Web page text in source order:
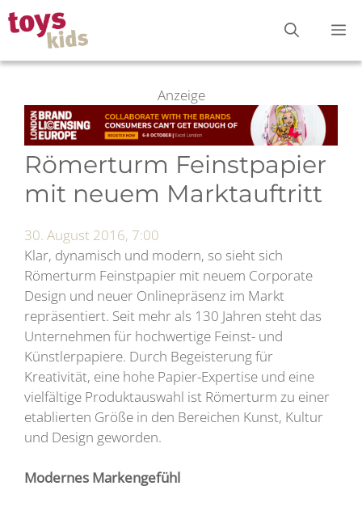
Zum
Inhalt
springen
Anzeige
Römerturm Feinstpapier
mit neuem Marktauftritt
30. August 2016, 7:00
Klar, dynamisch und modern, so sieht sich
Römerturm Feinstpapier mit neuem Corporate
Design und neuer Onlinepräsenz im Markt
repräsentiert. Seit mehr als 130 Jahren steht das
Unternehmen für hochwertige Feinst- und
Künstlerpapiere. Durch Begeisterung für
Kreativität, eine hohe Papier-Expertise und eine
vielfältige Produktauswahl ist Römerturm zu einer
etablierten Größe in den Bereichen Kunst, Kultur
und Design geworden.
Modernes Markengefühl